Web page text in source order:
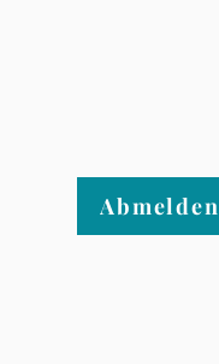
Abmelden